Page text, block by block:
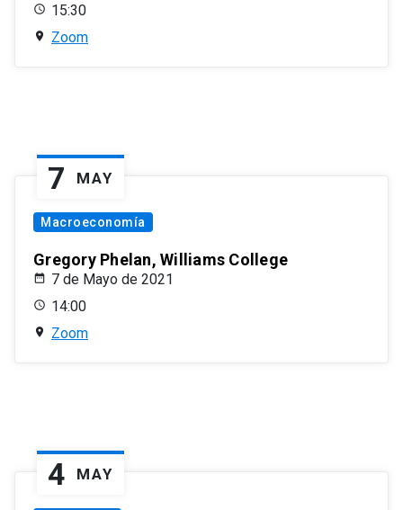
15:30
Zoom
7 MAY
Macroeconomía
Gregory Phelan, Williams College
7 de Mayo de 2021
14:00
Zoom
4 MAY